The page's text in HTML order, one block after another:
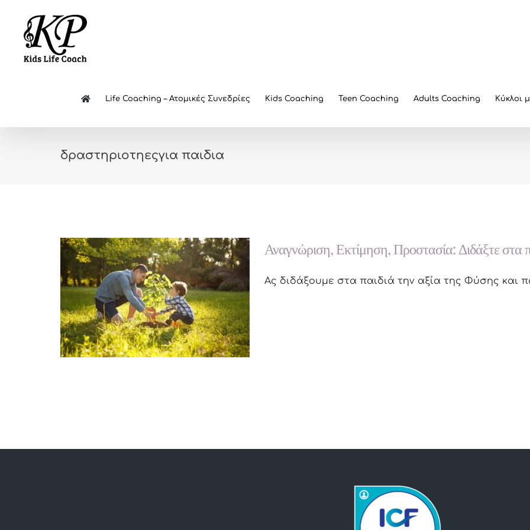
content
Life Coaching – Ατομικές Συνεδρίες Kids Coaching Teen Coaching Adults Coaching Κύκλοι
δραστηριοτηεςγια παιδια
Αναγνώριση, Εκτίμηση, Προστασία: Διδάξτε στα
Ας διδάξουμε στα παιδιά την αξία της Φύσης και